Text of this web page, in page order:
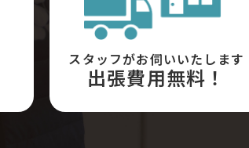
スタッフがお伺いいたします
出張費用無料！